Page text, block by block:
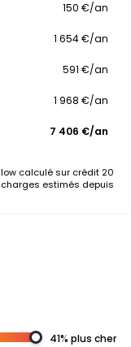
150 €/an
1 654 €/an
591 €/an
1 968 €/an
7 406 €/an
calculé sur crédit 20
charges estimés depuis
41% plus cher